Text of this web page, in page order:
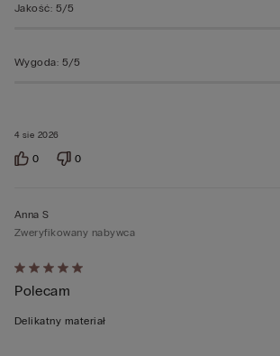
4 sie 2026
Jakość: 5/5
Wygoda: 5/5
0 0
Ocena
5
z
Anna S
Zweryfikowany nabywca
Polecam
Delikatny materiał